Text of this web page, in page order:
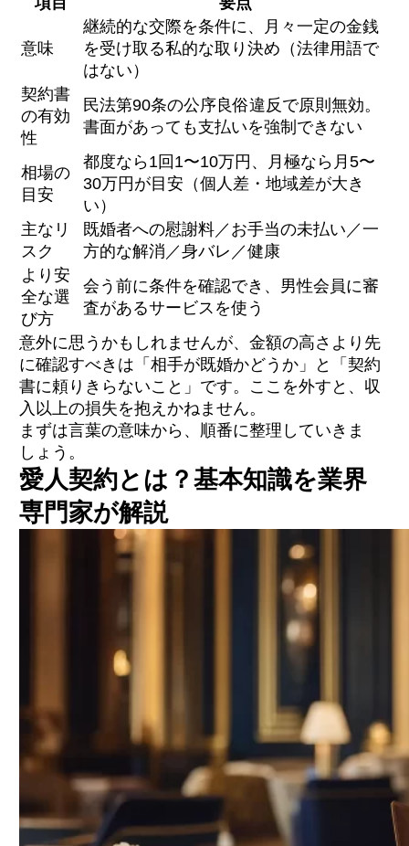
愛人契約は公序良俗違反で原則無効（民法90
条）
売春防止法に触れるおそれ
既婚者との関係は不貞・慰謝料のリスク
契約書ひな形の落とし穴
契約タイプ別・都度払いの目安
月額・定期契約の相場
なぜ金額に幅が出るのか
①既婚者なら慰謝料50〜300万円の請求
②契約不履行（お手当未払い）の被害
③一方的な関係解消・手切れ金トラブル
④身バレ・ストーカー被害
⑤健康面（性感染症）と望まない妊娠
ポイント②お手当は前払いを徹底する
ポイント③愛人契約書のひな形と注意点
ポイント④連絡手段・SNSは分けて身バレ防
止
題点
アプリ・審査制サービスとの違い
PATOLOが選ばれる理由｜完全審査制と事前
相場確認
Q1. 愛人契約書に法的効力はありますか？
Q2. 愛人契約の月額相場はいくらですか？
Q3. 既婚者との愛人契約で慰謝料を請求され
Q4. 愛人契約相手はどこで見つけますか？
Q5. お手当が未払いになった場合は？
意味
継続的な交際を条件に、月々一定の金銭
を受け取る私的な取り決め（法律用語で
はない）
契約書
の有効
性
民法第90条の公序良俗違反で原則無効。
書面があっても支払いを強制できない
相場の
目安
都度なら1回1〜10万円、月極なら月5〜
30万円が目安（個人差・地域差が大き
い）
主なリ
スク
既婚者への慰謝料／お手当の未払い／一
方的な解消／身バレ／健康
より安
全な選
び方
会う前に条件を確認でき、男性会員に審
査があるサービスを使う
意外に思うかもしれませんが、金額の高さより先
に確認すべきは「相手が既婚かどうか」と「契約
書に頼りきらないこと」です。ここを外すと、収
入以上の損失を抱えかねません。
まずは言葉の意味から、順番に整理していきま
しょう。
愛人契約とは？基本知識を業界
専門家が解説